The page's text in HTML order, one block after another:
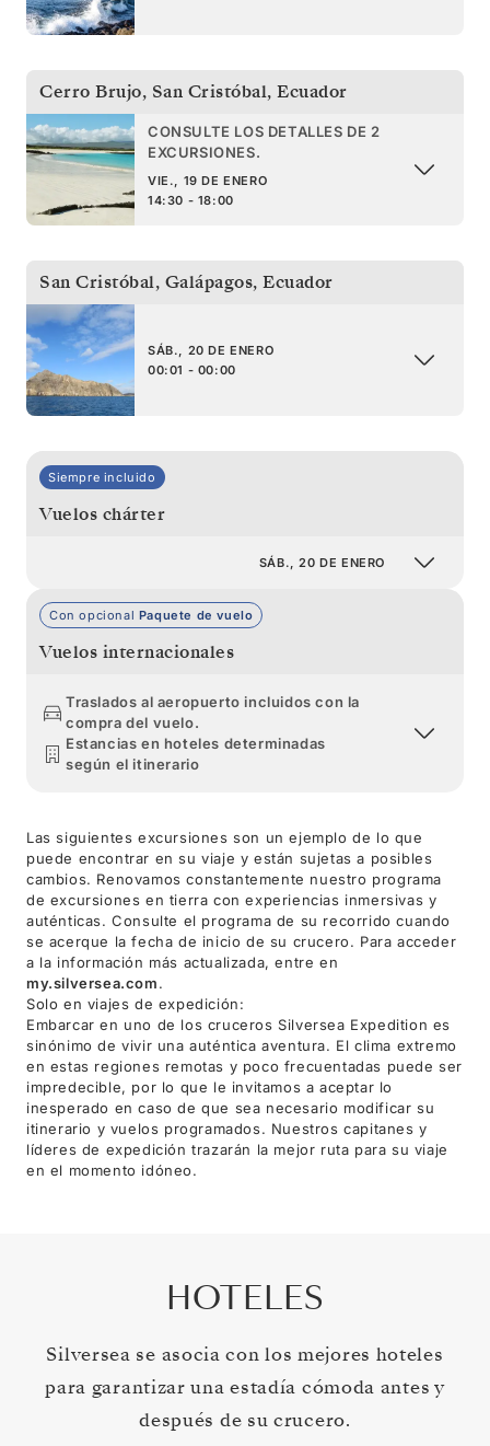
Cerro Brujo, San Cristóbal, Ecuador
CONSULTE LOS DETALLES DE 2
EXCURSIONES.
VIE., 19 DE ENERO
14:30 - 18:00
San Cristóbal, Galápagos, Ecuador
SÁB., 20 DE ENERO
00:01 - 00:00
Siempre incluido
Vuelos chárter
SÁB., 20 DE ENERO
Con opcional Paquete de vuelo
Vuelos internacionales
Traslados al aeropuerto incluidos con la
compra del vuelo.
Estancias en hoteles determinadas
según el itinerario
Las siguientes excursiones son un ejemplo de lo que
puede encontrar en su viaje y están sujetas a posibles
cambios. Renovamos constantemente nuestro programa
de excursiones en tierra con experiencias inmersivas y
auténticas. Consulte el programa de su recorrido cuando
se acerque la fecha de inicio de su crucero. Para acceder
a la información más actualizada, entre en
my.silversea.com.
Solo en viajes de expedición:
Embarcar en uno de los cruceros Silversea Expedition es
sinónimo de vivir una auténtica aventura. El clima extremo
en estas regiones remotas y poco frecuentadas puede ser
impredecible, por lo que le invitamos a aceptar lo
inesperado en caso de que sea necesario modificar su
itinerario y vuelos programados. Nuestros capitanes y
líderes de expedición trazarán la mejor ruta para su viaje
en el momento idóneo.
HOTELES
Silversea se asocia con los mejores hoteles
para garantizar una estadía cómoda antes y
después de su crucero.